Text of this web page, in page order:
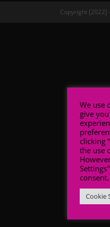
Copyright [2022]
We use
give
clicking
the use
consent.
Cookie